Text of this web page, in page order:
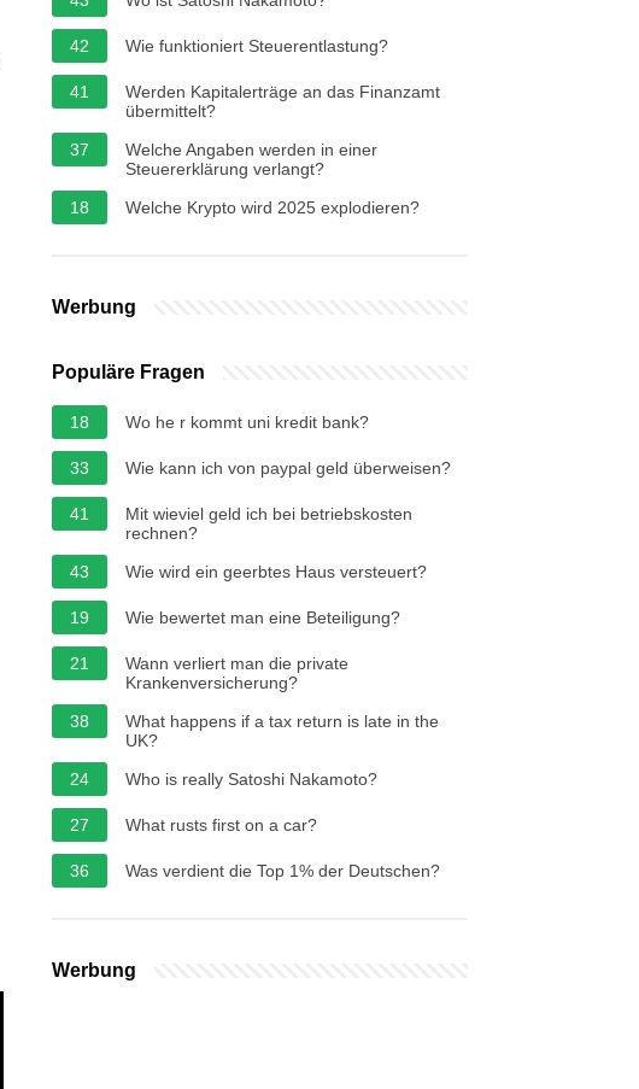
42 Wie funktioniert Steuerentlastung?
41
Werden Kapitalerträge an das Finanzamt
übermittelt?
37
Welche Angaben werden in einer
Steuererklärung verlangt?
18
Welche Krypto wird 2025 explodieren?
Werbung
Populäre Fragen
18 Wo he r kommt uni kredit bank?
33 Wie kann ich von paypal geld überweisen?
41
Mit wieviel geld ich bei betriebskosten
rechnen?
43
Wie wird ein geerbtes Haus versteuert?
19 Wie bewertet man eine Beteiligung?
21
Wann verliert man die private
Krankenversicherung?
38
What happens if a tax return is late in the
UK?
24
Who is really Satoshi Nakamoto?
27 What rusts first on a car?
36 Was verdient die Top 1% der Deutschen?
Werbung